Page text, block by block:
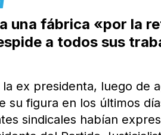
una fábrica «por la
a todos sus
la ex presidenta, luego de
su figura en los últimos
sindicales habían